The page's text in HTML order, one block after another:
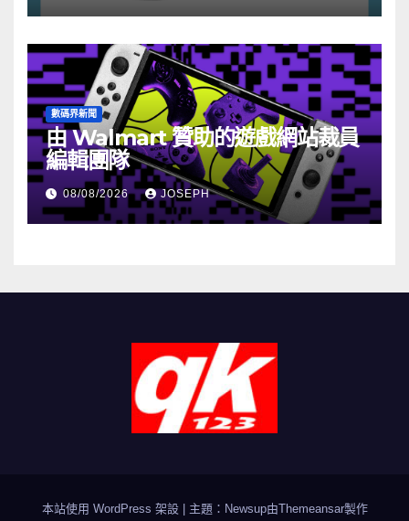
數碼界新聞
由 Walmart 贊助的遊戲網站裁員
編輯團隊
08/08/2026 JOSEPH
本站使用 WordPress 架設 主題：Newsup由Themeansar製作